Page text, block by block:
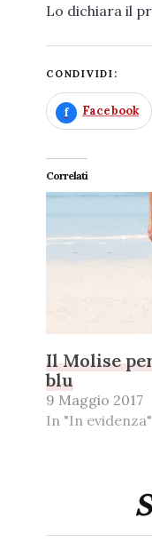
Lo dichiara il
CONDIVIDI:
Facebook
Correlati
Il Molise
blu
9 Maggio 2017
In "In evidenza"